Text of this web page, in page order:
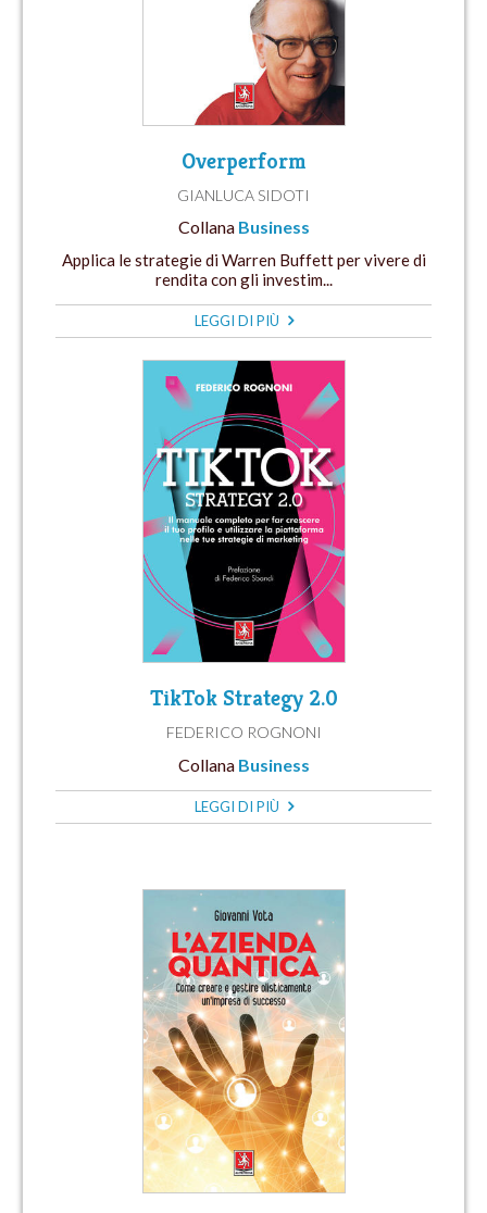
Overperform
GIANLUCA SIDOTI
Collana Business
Applica le strategie di Warren Buffett per vivere di
rendita con gli investim...
LEGGI DI PIÙ
TikTok Strategy 2.0
FEDERICO ROGNONI
Collana Business
LEGGI DI PIÙ